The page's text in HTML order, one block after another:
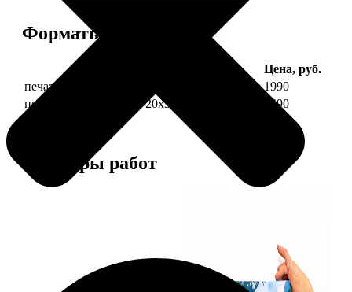
Форматы и цены
Цена, руб.
печать фото на холсте 20х30 на подрамнике 1990
печать фото на холсте 20х30 в раме
4490
Примеры работ